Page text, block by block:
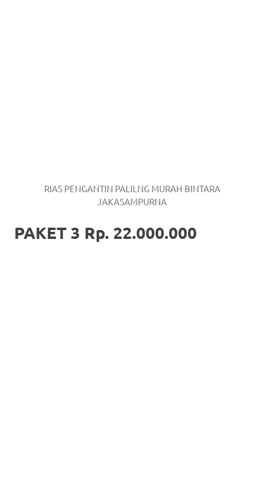
RIAS PENGANTIN PALILNG MURAH BINTARA
JAKASAMPURNA
PAKET 3 Rp. 22.000.000